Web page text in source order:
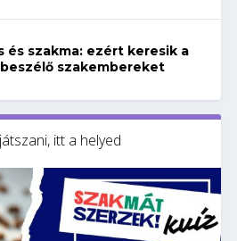
és szakma: ezért keresik a
szakembereket
itt a helyed